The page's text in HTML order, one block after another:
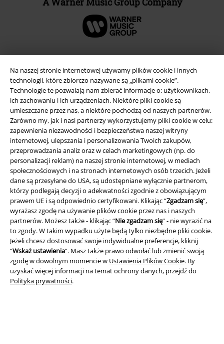
Na naszej stronie internetowej używamy plików cookie i innych
technologii, które zbiorczo nazywane są „plikami cookie”.
Technologie te pozwalają nam zbierać informacje o: użytkownikach,
ich zachowaniu i ich urządzeniach. Niektóre pliki cookie są
umieszczane przez nas, a niektóre pochodzą od naszych partnerów.
Zarówno my, jak i nasi partnerzy wykorzystujemy pliki cookie w celu:
zapewnienia niezawodności i bezpieczeństwa naszej witryny
internetowej, ulepszania i personalizowania Twoich zakupów,
przeprowadzania analiz oraz w celach marketingowych (np. do
personalizacji reklam) na naszej stronie internetowej, w mediach
społecznościowych i na stronach internetowych osób trzecich. Jeżeli
dane są przesyłane do USA, są udostępniane wyłącznie partnerom,
którzy podlegają decyzji o adekwatności zgodnie z obowiązującym
prawem UE i są odpowiednio certyfikowani. Klikając “Zgadzam się”,
wyrażasz zgodę na używanie plików cookie przez nas i naszych
partnerów. Możesz także - klikając “Nie zgadzam się” - nie wyrazić na
to zgody. W takim wypadku użyte będą tylko niezbędne pliki cookie.
Jeżeli chcesz dostosować swoje indywidualne preferencje, kliknij
“Wskaż ustawienia”. Masz także prawo odwołać lub zmienić swoją
zgodę w dowolnym momencie w Ustawienia Plików Cookie. By
uzyskać więcej informacji na temat ochrony danych, przejdź do
Polityka prywatności.
Informacje prawne
Regulamin
Dane firmy
Polityka prywatności
Unieszkodliwianie odpadów i ochrona środowiska
Deklaracja Zgodności
Informacje dotyczące dostępności